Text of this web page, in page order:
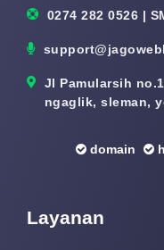
0274 282 0526 |
Jl Pamularsih
ngaglik, sleman,
domain
Layanan